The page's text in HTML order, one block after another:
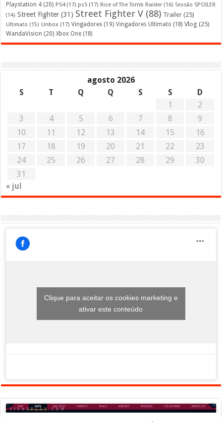
Playstation 4 (20) PS4(17) ps5 (17) Rise of The Tomb Raider (16) Sessão SPOILER
(14) Street Fighter (31) Street Fighter V (88) Trailer (25)
Ultimato (15) Unbox (17) Vingadores (19) Vingadores Ultimato (18) Vlog (25)
WandaVision (20) Xbox One (18)
agosto 2026
S
T Q Q S S
D
1
2
3
4 5 6 7 8
9
10
11 12 13 14 15
16
17
18 19 20 21 22
23
24
25 26 27 28 29
30
31
« jul
Clique para aceitar os cookies marketing e
ativar este conteúdo